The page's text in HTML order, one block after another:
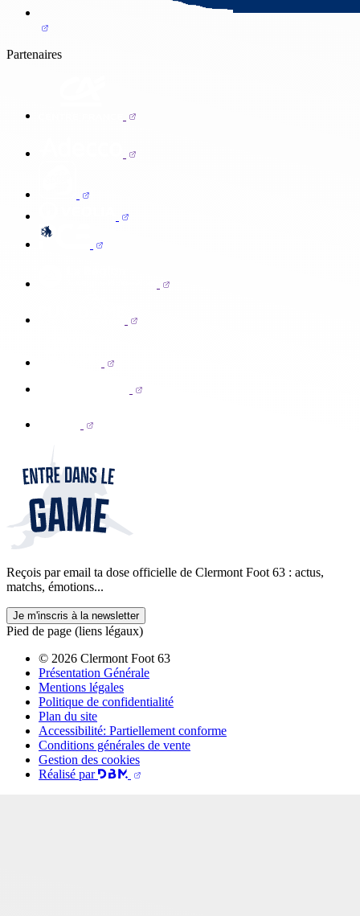
Partenaires
Reçois par email ta dose officielle de Clermont Foot 63 : actus,
matchs, émotions...
Je m'inscris à la newsletter
Pied de page (liens légaux)
© 2026 Clermont Foot 63
Présentation Générale
Mentions légales
Politique de confidentialité
Plan du site
Accessibilité: Partiellement conforme
Conditions générales de vente
Gestion des cookies
Réalisé par